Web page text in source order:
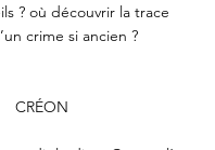
? où découvrir la trace
crime si ancien ?
CRÉON